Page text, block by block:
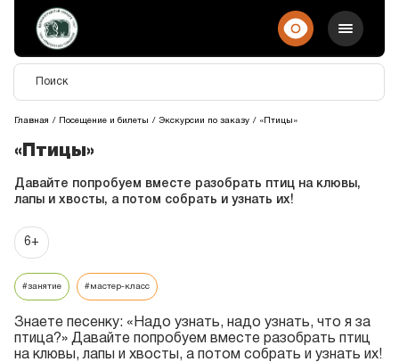
Главная Посещение и билеты Экскурсии по заказу «Птицы»
«Птицы»
Давайте попробуем вместе разобрать птиц на клювы,
лапы и хвосты, а потом собрать и узнать их!
6+
#занятие #мастер-класс
Знаете песенку: «Надо узнать, надо узнать, что я за
птица?» Давайте попробуем вместе разобрать птиц
на клювы, лапы и хвосты, а потом собрать и узнать их!